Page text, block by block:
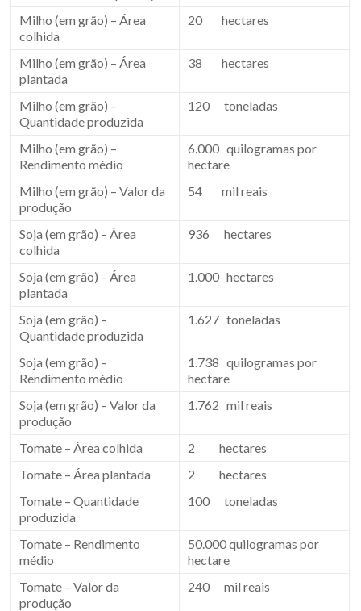
Milho (em grão) – Área
colhida
20 hectares
Milho (em grão) – Área
plantada
38 hectares
Milho (em grão) –
Quantidade produzida
120 toneladas
Milho (em grão) –
Rendimento médio
6.000 quilogramas por
hectare
Milho (em grão) – Valor da
produção
54 mil reais
Soja (em grão) – Área
colhida
936 hectares
Soja (em grão) – Área
plantada
1.000 hectares
Soja (em grão) –
Quantidade produzida
1.627 toneladas
Soja (em grão) –
Rendimento médio
1.738 quilogramas por
hectare
Soja (em grão) – Valor da
produção
1.762 mil reais
Tomate – Área colhida
2 hectares
Tomate – Área plantada
2 hectares
Tomate – Quantidade
produzida
100 toneladas
Tomate – Rendimento
médio
50.000 quilogramas por
hectare
Tomate – Valor da
produção
240 mil reais